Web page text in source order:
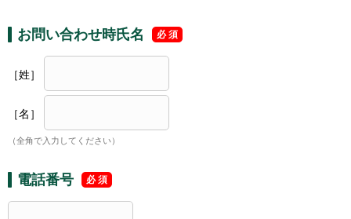
お問い合わせ時氏名
［姓］
［名］
（全角で入力してください）
電話番号